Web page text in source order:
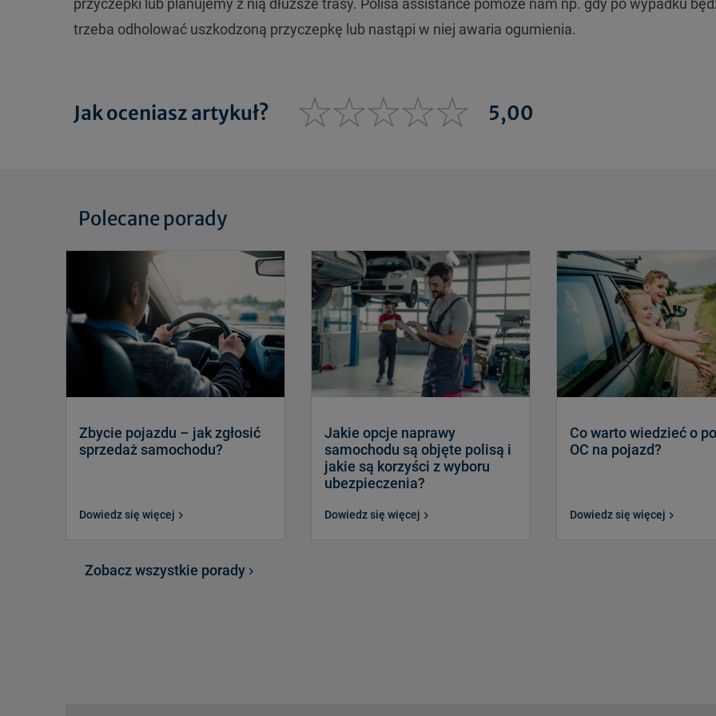
przyczepki lub planujemy z nią dłuższe trasy. Polisa assistance pomoże nam np. gdy po wypadku
trzeba odholować uszkodzoną przyczepkę lub nastąpi w niej awaria ogumienia.
Jak oceniasz artykuł? 5,00
Polecane porady
Zbycie pojazdu – jak zgłosić
sprzedaż samochodu?
Dowiedz się więcej
Jakie opcje naprawy
samochodu są objęte polisą i
jakie są korzyści z wyboru
ubezpieczenia?
Dowiedz się więcej
Co warto wiedzieć o
OC na pojazd?
Dowiedz się więcej
Zobacz wszystkie porady